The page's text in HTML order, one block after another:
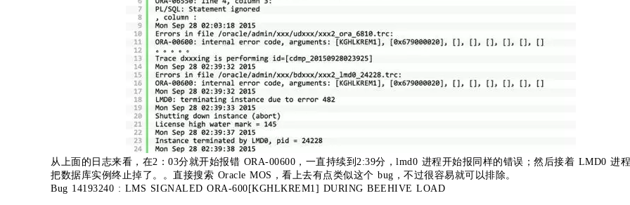
从上面的日志来看，在2：03分就开始报错 ORA-00600，一直持续到2:39分，lmd0 进程开始报同样的错误；然后接着 LMD0 进
把数据库实例终止掉了。。直接搜索 Oracle MOS，看上去有点类似这个 bug，不过很容易就可以排除。
Bug 14193240 : LMS SIGNALED ORA-600[KGHLKREM1] DURING BEEHIVE LOAD